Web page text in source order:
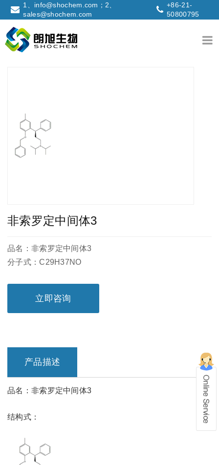
1、info@shochem.com；2、
sales@shochem.com
+86-21-
50800795
非索罗定中间体3
品名：非索罗定中间体3
分子式：C29H37NO
立即咨询
产品描述
品名：非索罗定中间体3
结构式：
1、info@shochem.com；2